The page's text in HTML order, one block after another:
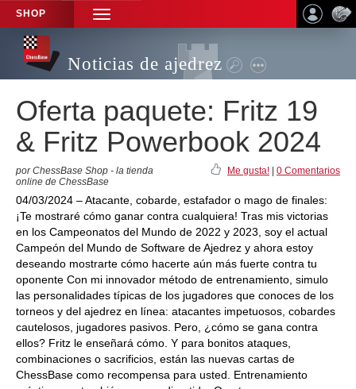
SHOP
TOGGLE
NAVIGATION
Noticias de ajedrez
Oferta paquete: Fritz 19
& Fritz Powerbook 2024
por ChessBase Shop - la tienda
online de ChessBase
Me gusta! 0 Comentarios
04/03/2024 – Atacante, cobarde, estafador o mago de finales:
¡Te mostraré cómo ganar contra cualquiera! Tras mis victorias
en los Campeonatos del Mundo de 2022 y 2023, soy el actual
Campeón del Mundo de Software de Ajedrez y ahora estoy
deseando mostrarte cómo hacerte aún más fuerte contra tu
oponente Con mi innovador método de entrenamiento, simulo
las personalidades típicas de los jugadores que conoces de los
torneos y del ajedrez en línea: atacantes impetuosos, cobardes
cautelosos, jugadores pasivos. Pero, ¿cómo se gana contra
ellos? Fritz le enseñará cómo. Y para bonitos ataques,
combinaciones o sacrificios, están las nuevas cartas de
ChessBase como recompensa para usted. Entrenamiento